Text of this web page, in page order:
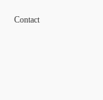
Contact